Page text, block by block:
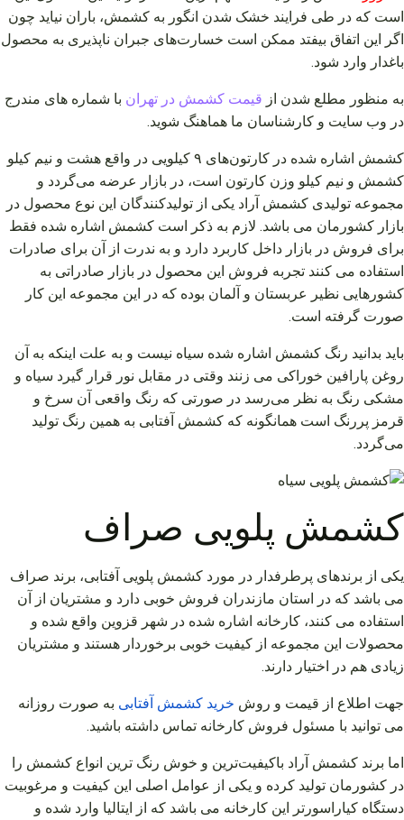
است که در طی فرایند خشک شدن انگور به کشمش، باران نیاید چون
اگر این اتفاق بیفتد ممکن است خسارت‌های جبران ناپذیری به محصول
باغدار وارد شود.
به منظور مطلع شدن از قیمت کشمش در تهران با شماره های مندرج
در وب سایت و کارشناسان ما هماهنگ شوید.
کشمش اشاره شده در کارتون‌های ۹ کیلویی در واقع هشت و نیم کیلو
کشمش و نیم کیلو وزن کارتون است، در بازار عرضه می‌گردد و
مجموعه تولیدی کشمش آراد یکی از تولیدکنندگان این نوع محصول در
بازار کشورمان می‌ باشد. لازم به ذکر است کشمش اشاره شده فقط
برای فروش در بازار داخل کاربرد دارد و به ندرت از آن برای صادرات
استفاده می‌ کنند تجربه فروش این محصول در بازار صادراتی به
کشورهایی نظیر عربستان و آلمان بوده که در این مجموعه این کار
صورت گرفته است.
باید بدانید رنگ کشمش اشاره شده سیاه نیست و به علت اینکه به آن
روغن پارافین خوراکی می‌ زنند وقتی در مقابل نور قرار گیرد سیاه و
مشکی رنگ به نظر می‌رسد در صورتی که رنگ واقعی آن سرخ و
قرمز پررنگ است همانگونه که کشمش آفتابی به همین رنگ تولید
می‌گردد.
کشمش پلویی صراف
یکی از برندهای پرطرفدار در مورد کشمش پلویی آفتابی، برند صراف
می‌ باشد که در استان مازندران فروش خوبی دارد و مشتریان از آن
استفاده می‌ کنند، کارخانه اشاره شده در شهر قزوین واقع شده و
محصولات این مجموعه از کیفیت خوبی برخوردار هستند و مشتریان
زیادی هم در اختیار دارند.
جهت اطلاع از قیمت و روش خرید کشمش آفتابی به صورت روزانه
می توانید با مسئول فروش کارخانه تماس داشته باشید.
اما برند کشمش آراد باکیفیت‌ترین و خوش رنگ‌ ترین انواع کشمش را
در کشورمان تولید کرده و یکی از عوامل اصلی این کیفیت و مرغوبیت
دستگاه کیاراسورتر این کارخانه می‌ باشد که از ایتالیا وارد شده و